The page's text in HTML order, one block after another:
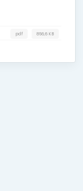
856,6 KB
pdf